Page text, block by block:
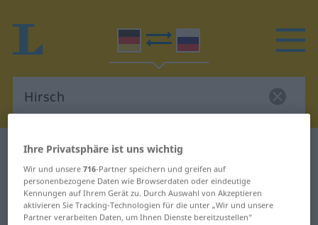
Deutsch-Russisch Wörterbuch
Deutsch-Russisch Übersetzung für
"Hirsch"
Ihre Privatsphäre ist uns wichtig
Wir und unsere716-Partner speichern und greifen auf
personenbezogene Daten wie Browserdaten oder eindeutige
Kennungen auf Ihrem Gerät zu. Durch Auswahl von Akzeptieren
aktivieren Sie Tracking-Technologien für die unter „Wir und unsere
Partner verarbeiten Daten, um Ihnen Dienste bereitzustellen“